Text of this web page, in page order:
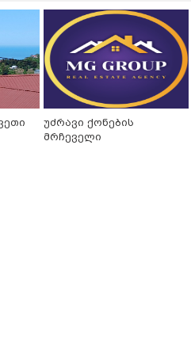
უძრავი ქონების
მრჩეველი